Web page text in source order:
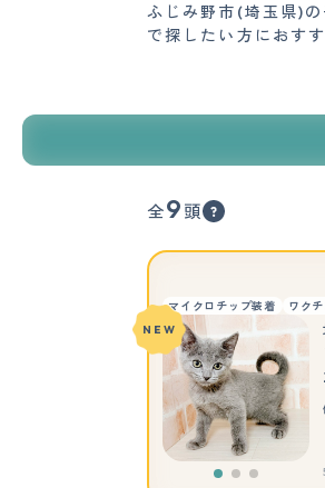
ふじみ野市(埼玉県)
で探したい方におすす
全9 頭
マイクロチップ装着 ワク
NEW